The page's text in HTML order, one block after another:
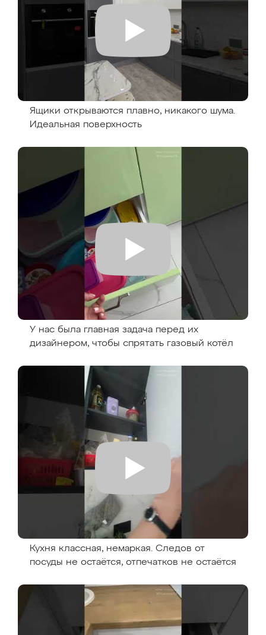
Ящики открываются плавно, никакого шума.
Идеальная поверхность
У нас была главная задача перед их
дизайнером, чтобы спрятать газовый котёл
Кухня классная, немаркая. Следов от
посуды не остаётся, отпечатков не остаётся